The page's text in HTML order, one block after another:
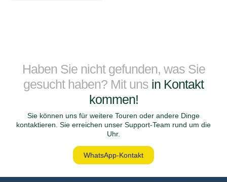
Haben Sie nicht gefunden, was Sie
gesucht haben? Mit uns in Kontakt
kommen!
Sie können uns für weitere Touren oder andere Dinge
kontaktieren. Sie erreichen unser Support-Team rund um die
Uhr.
WhatsApp-Kontakt